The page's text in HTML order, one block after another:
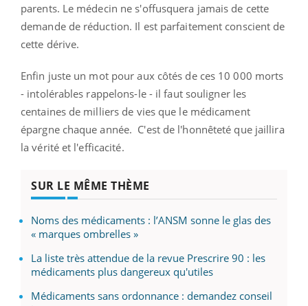
parents. Le médecin ne s'offusquera jamais de cette
demande de réduction. Il est parfaitement conscient de
cette dérive.
Enfin juste un mot pour aux côtés de ces 10 000 morts
- intolérables rappelons-le - il faut souligner les
centaines de milliers de vies que le médicament
épargne chaque année. C'est de l'honnêteté que jaillira
la vérité et l'efficacité.
SUR LE MÊME THÈME
Noms des médicaments : l’ANSM sonne le glas des
« marques ombrelles »
La liste très attendue de la revue Prescrire 90 : les
médicaments plus dangereux qu'utiles
Médicaments sans ordonnance : demandez conseil